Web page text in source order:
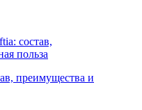
преимущества и